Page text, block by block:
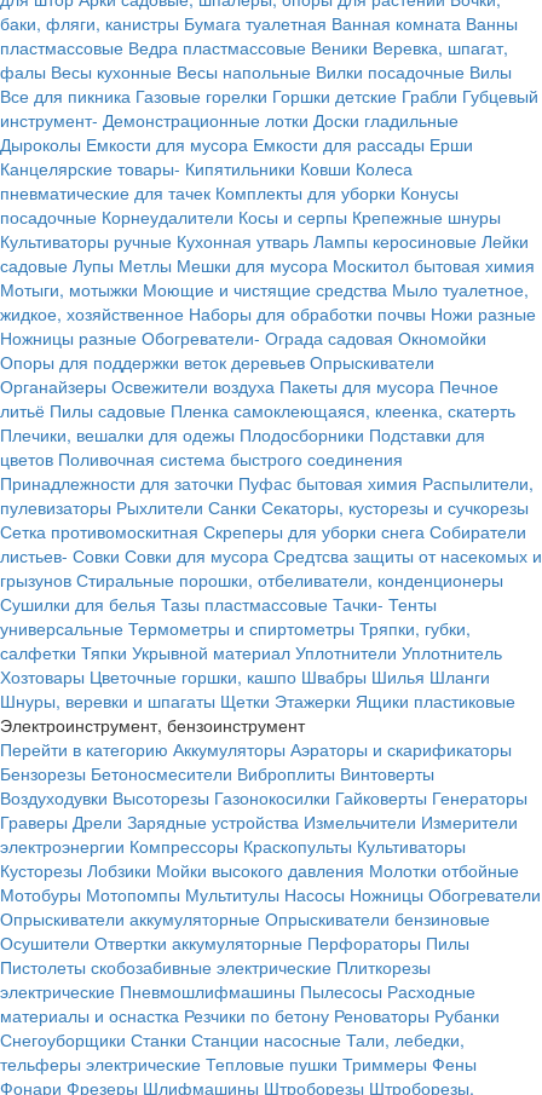
баки, фляги, канистры Бумага туалетная Ванная комната Ванны
пластмассовые Ведра пластмассовые Веники Веревка, шпагат,
фалы Весы кухонные Весы напольные Вилки посадочные Вилы
Все для пикника Газовые горелки Горшки детские Грабли Губцевый
инструмент- Демонстрационные лотки Доски гладильные
Дыроколы Емкости для мусора Емкости для рассады Ерши
Канцелярские товары- Кипятильники Ковши Колеса
пневматические для тачек Комплекты для уборки Конусы
посадочные Корнеудалители Косы и серпы Крепежные шнуры
Культиваторы ручные Кухонная утварь Лампы керосиновые Лейки
садовые Лупы Метлы Мешки для мусора Москитол бытовая химия
Мотыги, мотыжки Моющие и чистящие средства Мыло туалетное,
жидкое, хозяйственное Наборы для обработки почвы Ножи разные
Ножницы разные Обогреватели- Ограда садовая Окномойки
Опоры для поддержки веток деревьев Опрыскиватели
Органайзеры Освежители воздуха Пакеты для мусора Печное
литьё Пилы садовые Пленка самоклеющаяся, клеенка, скатерть
Плечики, вешалки для одежы Плодосборники Подставки для
цветов Поливочная система быстрого соединения
Принадлежности для заточки Пуфас бытовая химия Распылители,
пулевизаторы Рыхлители Санки Секаторы, кусторезы и сучкорезы
Сетка противомоскитная Скреперы для уборки снега Собиратели
листьев- Совки Совки для мусора Средтсва защиты от насекомых и
грызунов Стиральные порошки, отбеливатели, конденционеры
Сушилки для белья Тазы пластмассовые Тачки- Тенты
универсальные Термометры и спиртометры Тряпки, губки,
салфетки Тяпки Укрывной материал Уплотнители Уплотнитель
Хозтовары Цветочные горшки, кашпо Швабры Шилья Шланги
Шнуры, веревки и шпагаты Щетки Этажерки Ящики пластиковые
Электроинструмент, бензоинструмент
Перейти в категорию Аккумуляторы Аэраторы и скарификаторы
Бензорезы Бетоносмесители Виброплиты Винтоверты
Воздуходувки Высоторезы Газонокосилки Гайковерты Генераторы
Граверы Дрели Зарядные устройства Измельчители Измерители
электроэнергии Компрессоры Краскопульты Культиваторы
Кусторезы Лобзики Мойки высокого давления Молотки отбойные
Мотобуры Мотопомпы Мультитулы Насосы Ножницы Обогреватели
Опрыскиватели аккумуляторные Опрыскиватели бензиновые
Осушители Отвертки аккумуляторные Перфораторы Пилы
Пистолеты скобозабивные электрические Плиткорезы
электрические Пневмошлифмашины Пылесосы Расходные
материалы и оснастка Резчики по бетону Реноваторы Рубанки
Снегоуборщики Станки Станции насосные Тали, лебедки,
тельферы электрические Тепловые пушки Триммеры Фены
Фонари Фрезеры Шлифмашины Штроборезы Штроборезы,